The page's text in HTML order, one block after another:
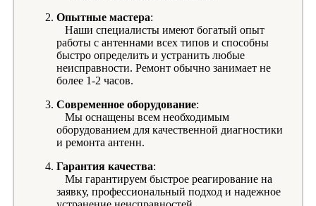
Опытные мастера:
Наши специалисты имеют богатый опыт
работы с антеннами всех типов и способны
быстро определить и устранить любые
неисправности. Ремонт обычно занимает не
более 1-2 часов.
Современное оборудование:
Мы оснащены всем необходимым
оборудованием для качественной диагностики
и ремонта антенн.
Гарантия качества:
Мы гарантируем быстрое реагирование на
заявку, профессиональный подход и надежное